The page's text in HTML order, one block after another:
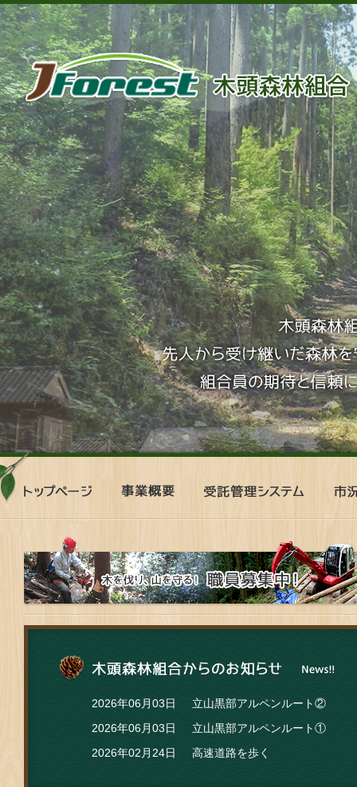
ッ
ペ
ジ
業
要
託
理
ス
テ
ム
況
2026年06月03日
立山黒部アルペンルート②
2026年06月03日
立山黒部アルペンルート①
2026年02月24日
高速道路を歩く